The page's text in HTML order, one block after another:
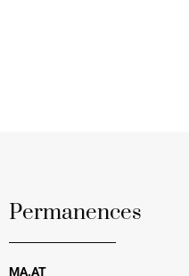
Permanences
MA.AT